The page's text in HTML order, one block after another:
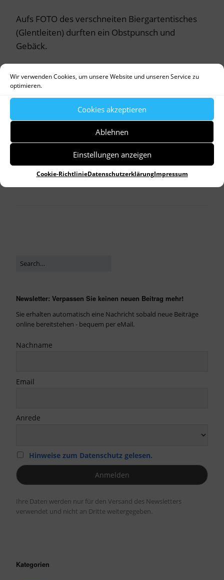
Wir verwenden Cookies, um unsere Website und unseren Service zu
optimieren.
Cookies akzeptieren
Ablehnen
Einstellungen anzeigen
Cookie-RichtlinieDatenschutzerklärungImpressum
Aufs FOTO des verschneiten Biergartentisches
(Glentleiten) durften ein Obstpunsch und
Gebäck.
byDr. Birgitta Unger-Richter
Allgemein
Denkmalpflege
Fastfood
Freilichtmuseum
Handwerk Heimat
Kapelle
Krippenfigur
Kunsthandwerk Stall
Tannenbaum
Newsletter: Verpassen Sie keinen neuen Beitrag mehr!
Sie erhalten automatisch eine Nachricht sobald neue Beiträge
online bereitstehen - bequem per eMail.
Nachname
Email
Anrede
Hinweise zum Datenschutz gelesen.
Ihre Daten werden nur für den Versand des Newsletters
verwendet und nicht an Dritte weitergegeben.
Kategorien